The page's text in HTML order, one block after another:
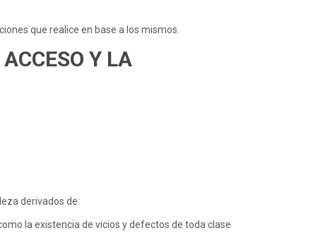
que realice en base a los mismos.
Y LA
derivados de:
la existencia de vicios y defectos de toda clase